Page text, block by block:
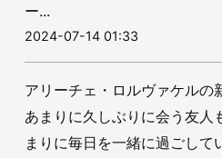
ー...
2024-07-14 01:33
アリーチェ・ロルヴァケルの
あまりに久しぶりに会う友人
まりに毎日を一緒に過ごし